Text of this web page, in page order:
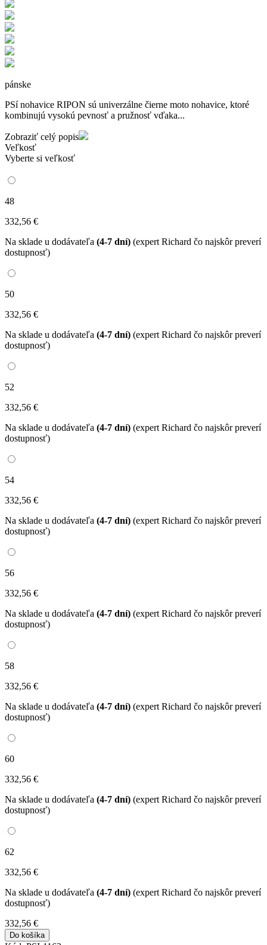
pánske
PSí nohavice RIPON sú univerzálne čierne moto nohavice, ktoré
kombinujú vysokú pevnosť a pružnosť vďaka...
Zobraziť celý popis
Veľkosť
Vyberte si veľkosť
48
332,56 €
Na sklade u dodávateľa (4-7 dní) (expert Richard čo najskôr preverí
dostupnosť)
50
332,56 €
Na sklade u dodávateľa (4-7 dní) (expert Richard čo najskôr preverí
dostupnosť)
52
332,56 €
Na sklade u dodávateľa (4-7 dní) (expert Richard čo najskôr preverí
dostupnosť)
54
332,56 €
Na sklade u dodávateľa (4-7 dní) (expert Richard čo najskôr preverí
dostupnosť)
56
332,56 €
Na sklade u dodávateľa (4-7 dní) (expert Richard čo najskôr preverí
dostupnosť)
58
332,56 €
Na sklade u dodávateľa (4-7 dní) (expert Richard čo najskôr preverí
dostupnosť)
60
332,56 €
Na sklade u dodávateľa (4-7 dní) (expert Richard čo najskôr preverí
dostupnosť)
62
332,56 €
Na sklade u dodávateľa (4-7 dní) (expert Richard čo najskôr preverí
dostupnosť)
332,56 €
Do košíka